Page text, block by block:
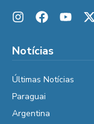
Notícias
Últimas Notícias
Paraguai
Argentina